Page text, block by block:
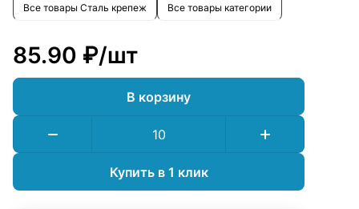
Все товары Сталь крепеж Все товары категории
85.90 ₽/шт
В корзину
Купить в 1 клик